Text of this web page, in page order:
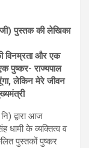
पुस्तककीलेखिका
विनम्रताऔरएक
पुष्कर-राज्यपाल
लेकिनमेरेजीवन
द्वारा आज
धामी के व्यक्तित्व व
पुस्तकों पुष्कर